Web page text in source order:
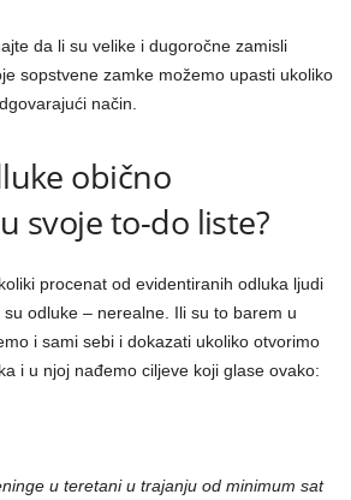
da li su velike i dugoročne zamisli
sopstvene zamke možemo upasti ukoliko
način.
obično
svoje to-do liste?
procenat od evidentiranih odluka ljudi
odluke – nerealne. Ili su to barem u
i sami sebi i dokazati ukoliko otvorimo
i u njoj nađemo ciljeve koji glase ovako:
u teretani u trajanju od minimum sat